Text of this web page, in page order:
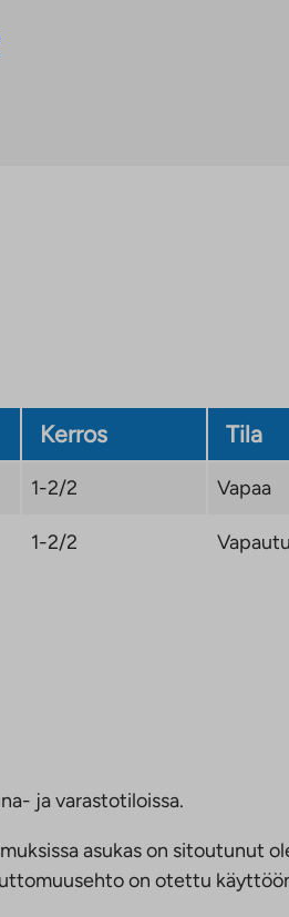
Kerros Tila
1-2/2 Vapaa
1-2/2
ja varastotiloissa.
asukas on sitoutunut
on otettu